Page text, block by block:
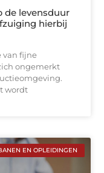
de levensduur
hierbij
van fijne
ongemerkt
wordt
EN OPLEIDINGEN